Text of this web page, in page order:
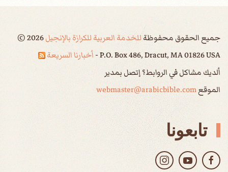
جميع الحقوق محفوظةللخدمة العربية للكرازة بالإنجيل ©2026
P.O. Box 486, Dracut, MA 01826 USA - أخبارنا السريعة
ألديك مشاكل في الروابط؟ إتصل بمدير
الموقعwebmaster@arabicbible.com
تابعونا